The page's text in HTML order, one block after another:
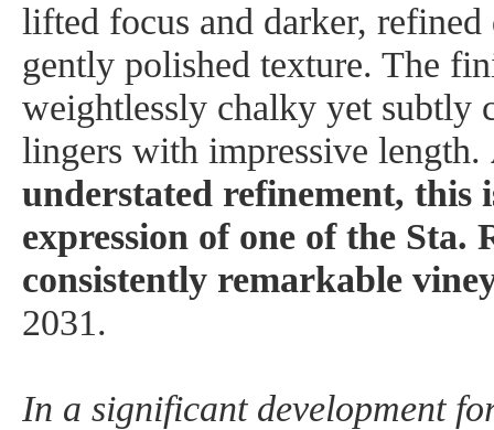
lifted focus and darker,
gently polished texture. The
weightlessly chalky yet subtly
lingers with impressive length.
understated refinement, this
expression of one of the Sta.
consistently remarkable
2031.
In a significant development